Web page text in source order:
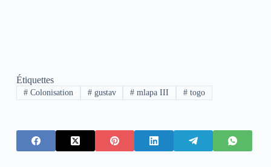
Étiquettes
#Colonisation #gustav # mlapa III # togo